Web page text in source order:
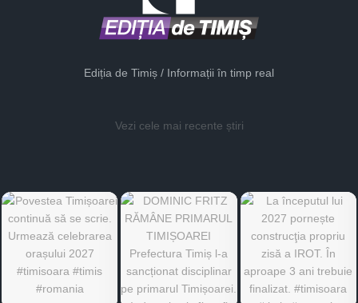
Ediția de Timiș / Informații în timp real
Vezi cele mai recente știri